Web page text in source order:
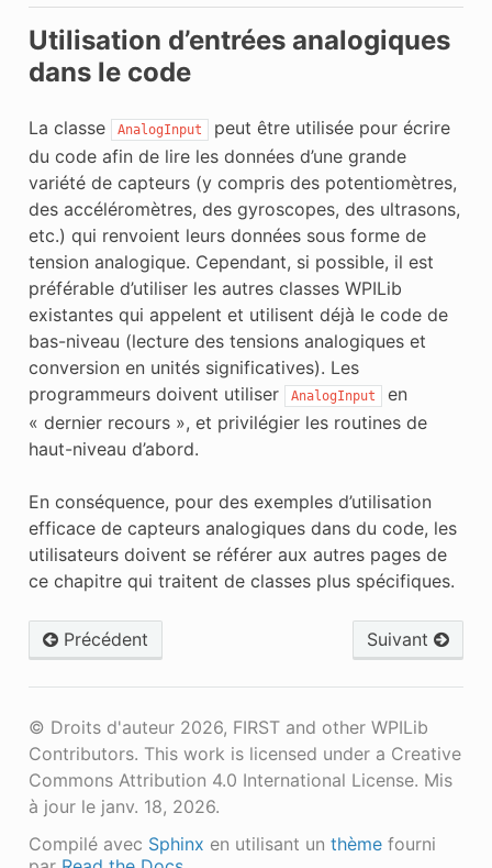
Utilisation d’entrées analogiques
dans le code
La classe AnalogInput
peut être utilisée pour écrire
du code afin de lire les données d’une grande
variété de capteurs (y compris des potentiomètres,
des accéléromètres, des gyroscopes, des ultrasons,
etc.) qui renvoient leurs données sous forme de
tension analogique. Cependant, si possible, il est
préférable d’utiliser les autres classes WPILib
existantes qui appelent et utilisent déjà le code de
bas-niveau (lecture des tensions analogiques et
conversion en unités significatives). Les
programmeurs doivent utiliser
AnalogInput
en
« dernier recours », et privilégier les routines de
haut-niveau d’abord.
En conséquence, pour des exemples d’utilisation
efficace de capteurs analogiques dans du code, les
utilisateurs doivent se référer aux autres pages de
ce chapitre qui traitent de classes plus spécifiques.
Précédent Suivant
© Droits d'auteur 2026, FIRST and other WPILib
Contributors. This work is licensed under a Creative
Commons Attribution 4.0 International License. Mis
à jour le janv. 18, 2026.
Compilé avec Sphinx en utilisant un thèmefourni